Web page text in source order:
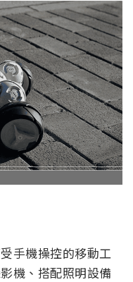
手機操控的移動工
機、搭配照明設備